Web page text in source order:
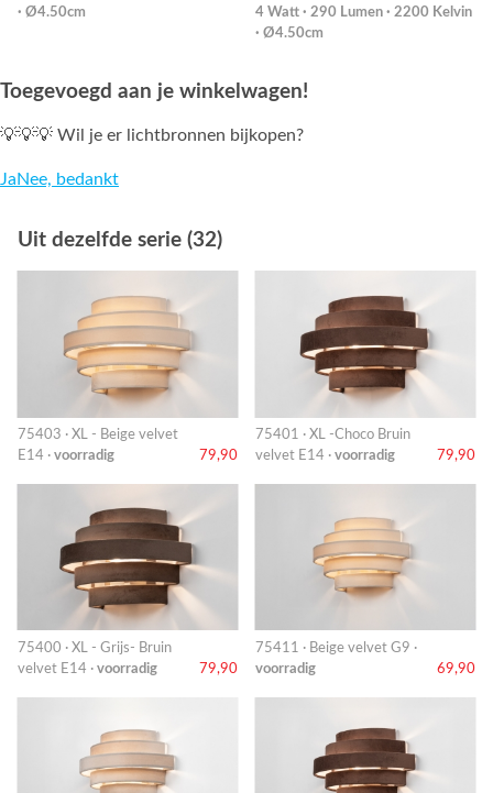
· Ø4.50cm
4 Watt · 290 Lumen · 2200 Kelvin
· Ø4.50cm
Toegevoegd aan je winkelwagen!
💡💡💡 Wil je er lichtbronnen bijkopen?
JaNee, bedankt
Uit dezelfde serie (32)
75403 · XL - Beige velvet
E14 · voorradig 79,90
75401 · XL -Choco Bruin
velvet E14 · voorradig 79,90
75400 · XL - Grijs- Bruin
velvet E14 · voorradig 79,90
75411 · Beige velvet G9 ·
voorradig
69,90